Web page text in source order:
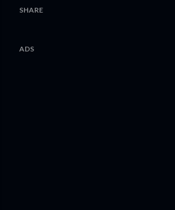
SHARE
ADS